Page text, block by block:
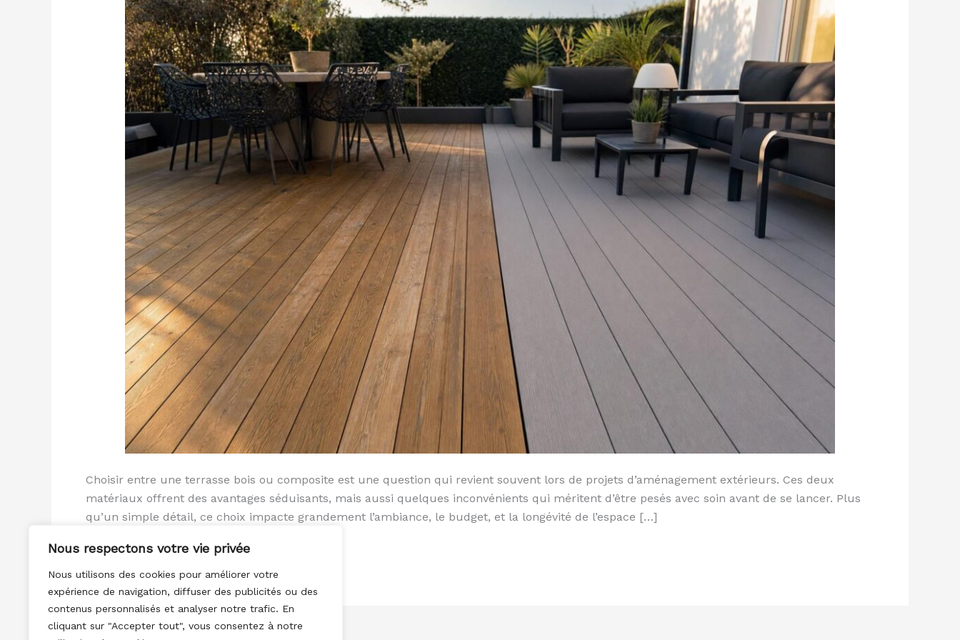
Nous respectons votre vie privée
Nous utilisons des cookies pour améliorer votre
expérience de navigation, diffuser des publicités ou des
contenus personnalisés et analyser notre trafic. En
cliquant sur "Accepter tout", vous consentez à notre
Choisir entre une terrasse bois ou composite est une question qui revient souvent lors de projets d’aménagement extérieurs. Ces deux
matériaux offrent des avantages séduisants, mais aussi quelques inconvénients qui méritent d’être pesés avec soin avant de se lancer. Plus
qu’un simple détail, ce choix impacte grandement l’ambiance, le budget, et la longévité de l’espace […]
Lire la suite »